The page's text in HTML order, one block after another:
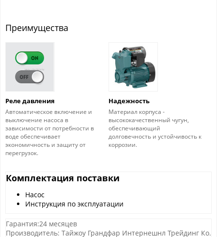
Преимущества
Реле давления
Автоматическое включение и
выключение насоса в
зависимости от потребности в
воде обеспечивает
экономичность и защиту от
перегрузок.
Надежность
Материал корпуса -
высококачественный чугун,
обеспечивающий
долговечность и устойчивость к
коррозии.
Комплектация поставки
Насос
Инструкция по эксплуатации
Гарантия:24 месяцев
Производитель: Тайжоу Грандфар Интернешнл Трейдинг Ко.